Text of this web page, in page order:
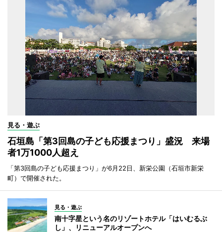
見る・遊ぶ
石垣島「第3回島の子ども応援まつり」盛況 来場
者1万1000人超え
「第3回島の子ども応援まつり」が6月22日、新栄公園（石垣市新栄
町）で開催された。
見る・遊ぶ
南十字星という名のリゾートホテル「はいむるぶ
し」、リニューアルオープンへ